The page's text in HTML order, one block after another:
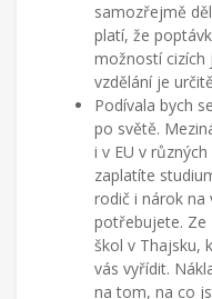
samozřejmě
platí, že
možností cizích
vzdělání je
Podívala bych
po světě.
i v EU v
zaplatíte
rodič i nárok na
potřebujete. Ze
škol v Thajsku,
vás vyřídit.
na tom, na co